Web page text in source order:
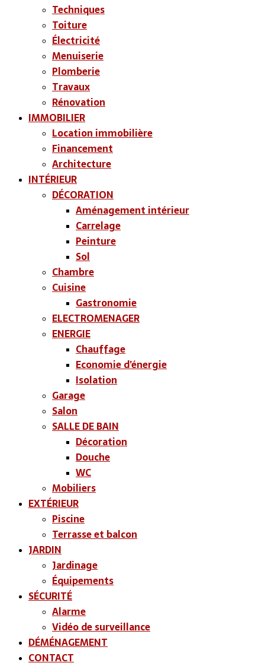
Techniques
Toiture
Électricité
Menuiserie
Plomberie
Travaux
Rénovation
IMMOBILIER
Location immobilière
Financement
Architecture
INTÉRIEUR
DÉCORATION
Aménagement intérieur
Carrelage
Peinture
Sol
Chambre
Cuisine
Gastronomie
ELECTROMENAGER
ENERGIE
Chauffage
Economie d’énergie
Isolation
Garage
Salon
SALLE DE BAIN
Décoration
Douche
WC
Mobiliers
EXTÉRIEUR
Piscine
Terrasse et balcon
JARDIN
Jardinage
Équipements
SÉCURITÉ
Alarme
Vidéo de surveillance
DÉMÉNAGEMENT
CONTACT